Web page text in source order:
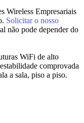
Wireless Empresariais
Solicitar o nosso
não pode depender do
WiFi de alto
comprovada
a sala, piso a piso.